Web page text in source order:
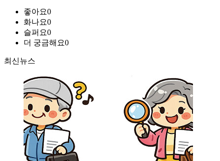
좋아요0
화나요0
슬퍼요0
더 궁금해요0
최신뉴스